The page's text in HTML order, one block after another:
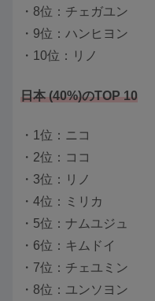
・8位：チェガユン
・9位：ハンヒヨン
・10位：リノ
日本 (40%)のTOP 10
・1位：ニコ
・2位：ココ
・3位：リノ
・4位：ミリカ
・5位：ナムユジュ
・6位：キムドイ
・7位：チェユミン
・8位：ユンソヨン